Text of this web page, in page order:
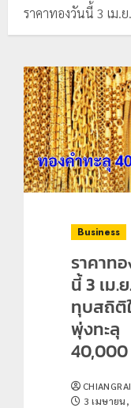
ราคาทองวันนี้ 3 เม.
Business
ราคาท
นี้ 3 เม.
ทุบสถิติ
พุ่งทะลุ
3 เมษายน